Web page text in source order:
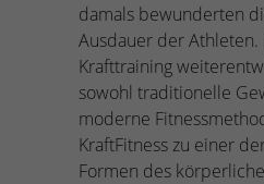
damals bewunderten
Ausdauer der Athleten.
Krafttraining
sowohl traditionelle
moderne
KraftFitness zu einer
Formen des